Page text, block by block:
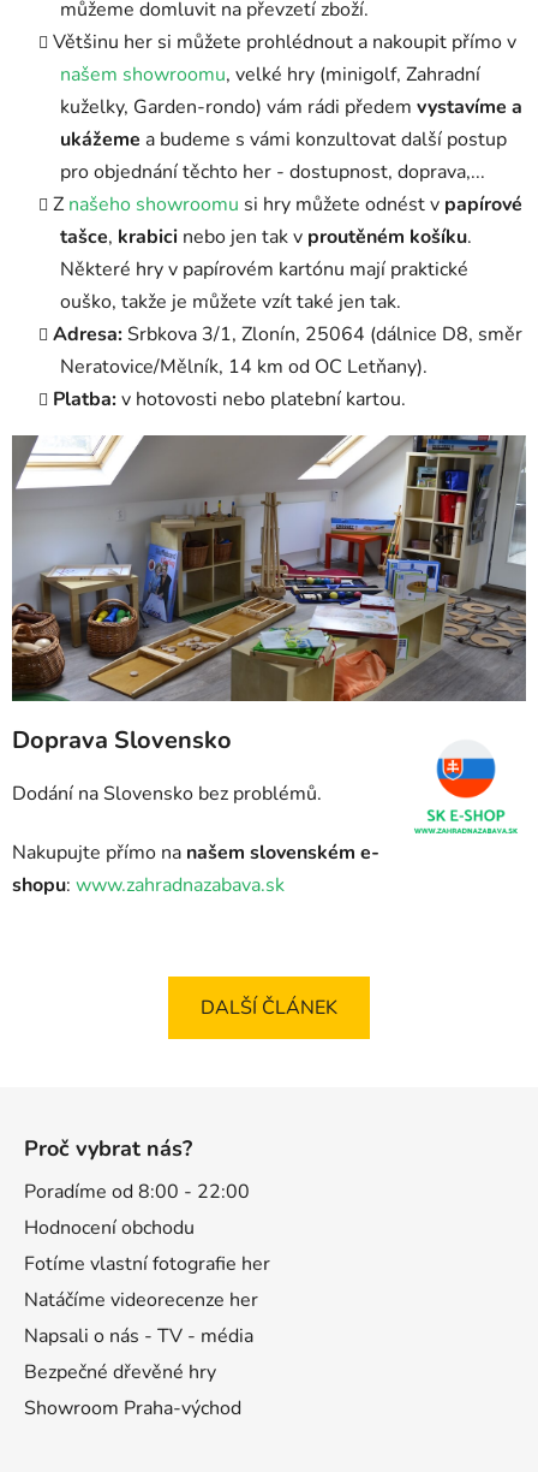
můžeme domluvit na převzetí zboží.
Většinu her si můžete prohlédnout a nakoupit přímo v
našem showroomu, velké hry (minigolf, Zahradní
kuželky, Garden-rondo) vám rádi předem vystavíme a
ukážeme a budeme s vámi konzultovat další postup
pro objednání těchto her - dostupnost, doprava,...
Z našeho showroomu si hry můžete odnést v papírové
tašce, krabici nebo jen tak v proutěném košíku.
Některé hry v papírovém kartónu mají praktické
ouško, takže je můžete vzít také jen tak.
Adresa:Srbkova 3/1, Zlonín, 25064 (dálnice D8, směr
Neratovice/Mělník, 14 km od OC Letňany).
Platba:v hotovosti nebo platební kartou.
Doprava Slovensko
Dodání na Slovensko bez problémů.
Nakupujte přímo na našem slovenském e-
shopu: www.zahradnazabava.sk
DALŠÍ ČLÁNEK
Proč vybrat nás?
Poradíme od 8:00 - 22:00
Hodnocení obchodu
Fotíme vlastní fotografie her
Natáčíme videorecenze her
Napsali o nás - TV - média
Bezpečné dřevěné hry
Showroom Praha-východ